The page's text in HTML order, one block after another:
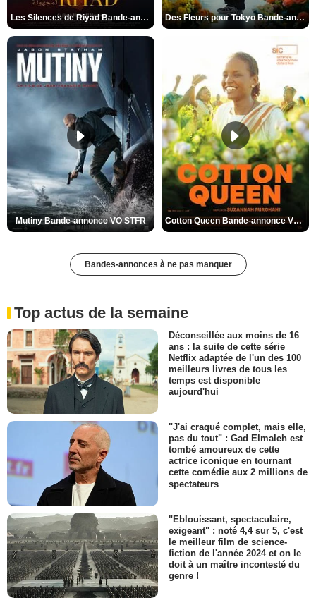
Les Silences de Riyad Bande-annonce VO STFR Des Fleurs pour Tokyo Bande-annonce VO STFR
Mutiny Bande-annonce VO STFR Cotton Queen Bande-annonce VO STFR
Bandes-annonces à ne pas manquer
Top actus de la semaine
Déconseillée aux moins de 16
ans : la suite de cette série
Netflix adaptée de l'un des 100
meilleurs livres de tous les
temps est disponible
aujourd'hui
"J'ai craqué complet, mais elle,
pas du tout" : Gad Elmaleh est
tombé amoureux de cette
actrice iconique en tournant
cette comédie aux 2 millions de
spectateurs
"Eblouissant, spectaculaire,
exigeant" : noté 4,4 sur 5, c'est
le meilleur film de science-
fiction de l'année 2024 et on le
doit à un maître incontesté du
genre !